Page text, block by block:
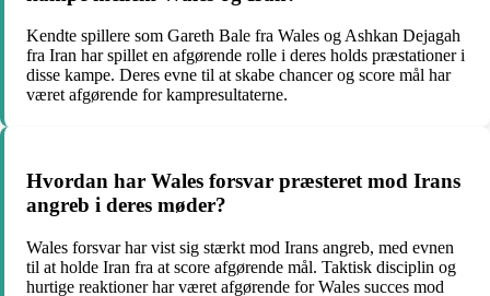
Kendte spillere som Gareth Bale fra Wales og Ashkan Dejagah
fra Iran har spillet en afgørende rolle i deres holds præstationer i
disse kampe. Deres evne til at skabe chancer og score mål har
været afgørende for kampresultaterne.
Hvordan har Wales forsvar præsteret mod Irans
angreb i deres møder?
Wales forsvar har vist sig stærkt mod Irans angreb, med evnen
til at holde Iran fra at score afgørende mål. Taktisk disciplin og
hurtige reaktioner har været afgørende for Wales succes mod